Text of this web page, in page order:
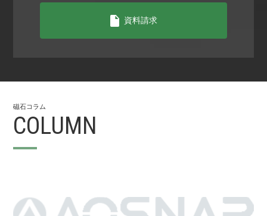
資料請求
磁⽯コラム
COLUMN